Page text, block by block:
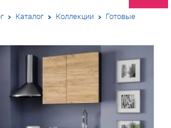
Каталог Коллекции Готовые